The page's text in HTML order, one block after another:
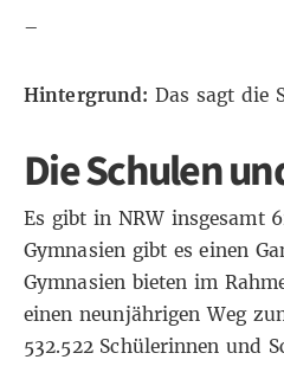
–
Hintergrund: Das sagt die
Die Schulen
Es gibt in NRW insgesamt
Gymnasien gibt es einen
Gymnasien bieten im
einen neunjährigen Weg
532.522 Schülerinnen und